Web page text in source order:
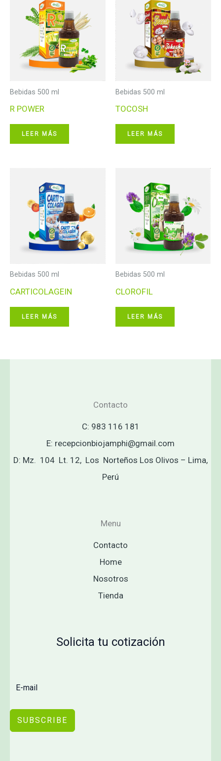
Bebidas 500 ml
R POWER
LEER MÁS
Bebidas 500 ml
TOCOSH
LEER MÁS
Bebidas 500 ml
CARTICOLAGEIN
LEER MÁS
Bebidas 500 ml
CLOROFIL
LEER MÁS
Contacto
C: 983 116 181
E: recepcionbiojamphi@gmail.com
D: Mz. 104 Lt. 12, Los Norteños Los Olivos – Lima,
Perú
Menu
Contacto
Home
Nosotros
Tienda
Solicita tu cotización
SUBSCRIBE